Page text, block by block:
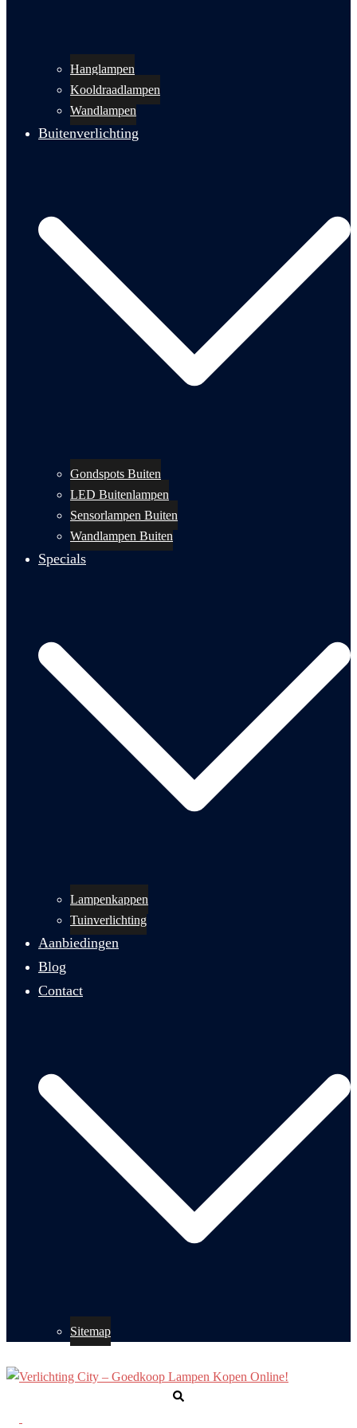
Hanglampen
Kooldraadlampen
Wandlampen
Buitenverlichting
Gondspots Buiten
LED Buitenlampen
Sensorlampen Buiten
Wandlampen Buiten
Specials
Lampenkappen
Tuinverlichting
Aanbiedingen
Blog
Contact
Sitemap